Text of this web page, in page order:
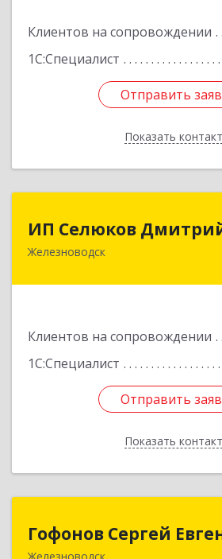
Клиентов на сопровождении
1С:Специалист
Отправить
Показать
Отправить
Назад
ИП Селюков
Железноводск
Клиентов на сопровождении
1С:Специалист
Отправить
Показать
ИП Селюков
357400, Ставропольский край,
Отправить
Назад
Гофонов Сергей
Железноводск
Гофонов Сергей